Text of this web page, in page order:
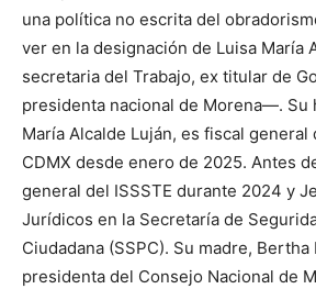
una política no escrita del
ver en la designación de Luisa María
secretaria del Trabajo, ex titular de
presidenta nacional de Morena—. Su
María Alcalde Luján, es fiscal general
CDMX desde enero de 2025. Antes
general del ISSSTE durante 2024 y
Jurídicos en la Secretaría de
Ciudadana (SSPC). Su madre, Bertha
presidenta del Consejo Nacional de